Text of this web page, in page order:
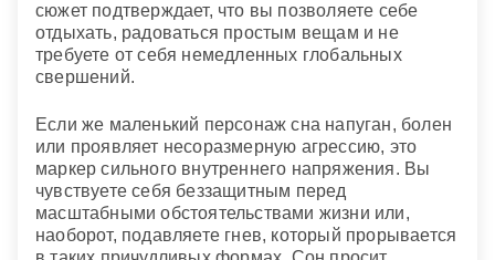
сюжет подтверждает, что вы позволяете себе
отдыхать, радоваться простым вещам и не
требуете от себя немедленных глобальных
свершений.
Если же маленький персонаж сна напуган, болен
или проявляет несоразмерную агрессию, это
маркер сильного внутреннего напряжения. Вы
чувствуете себя беззащитным перед
масштабными обстоятельствами жизни или,
наоборот, подавляете гнев, который прорывается